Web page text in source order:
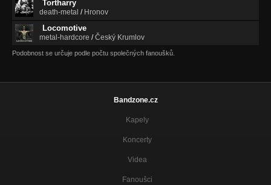
Tortharry
death-metal / Hronov
Locomotive
metal-hardcore /Český Krumlov
Podobnost se určuje podle počtu společných fanoušků.
Bandzone.cz
Kapely
Koncerty
Videa
Fanoušci